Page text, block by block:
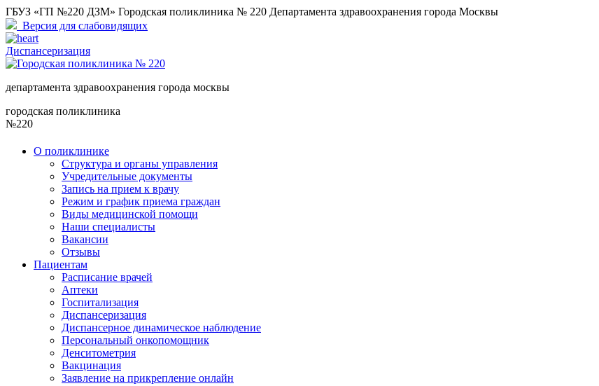
ГБУЗ «ГП №220 ДЗМ» Городская поликлиника № 220 Департамента здравоохранения города Москвы
Версия для слабовидящих
Диспансеризация
департамента здравоохранения города москвы
городская поликлиника
№220
О поликлинике
Структура и органы управления
Учредительные документы
Запись на прием к врачу
Режим и график приема граждан
Виды медицинской помощи
Наши специалисты
Вакансии
Отзывы
Пациентам
Расписание врачей
Аптеки
Госпитализация
Диспансеризация
Диспансерное динамическое наблюдение
Персональный онкопомощник
Денситометрия
Вакцинация
Заявление на прикрепление онлайн